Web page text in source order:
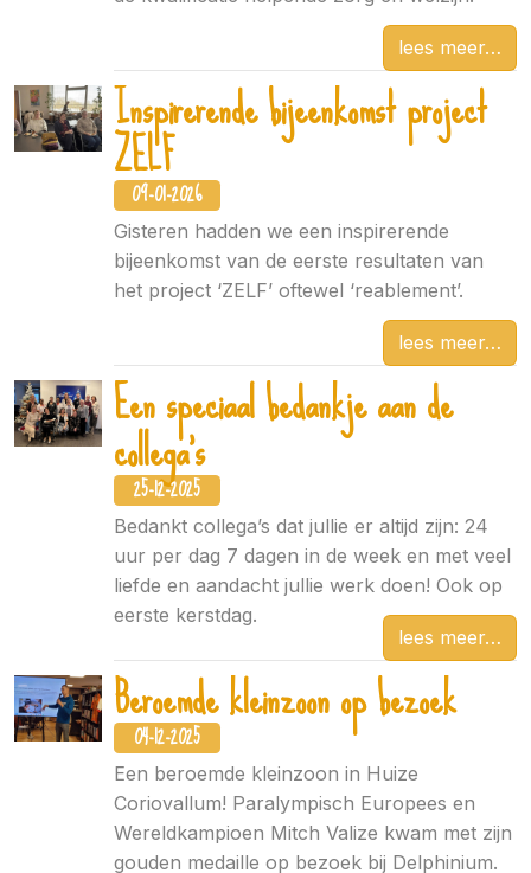
lees meer
Inspirerende bijeenkomst project
ZELF
09-01-2026
Gisteren hadden we een inspirerende
bijeenkomst van de eerste resultaten van
het project ‘ZELF’ oftewel ‘reablement’.
lees meer
Een speciaal bedankje aan de
collega's
25-12-2025
Bedankt collega’s dat jullie er altijd zijn: 24
uur per dag 7 dagen in de week en met veel
liefde en aandacht jullie werk doen! Ook op
eerste kerstdag.
lees meer
Beroemde kleinzoon op bezoek
04-12-2025
Een beroemde kleinzoon in Huize
Coriovallum! Paralympisch Europees en
Wereldkampioen Mitch Valize kwam met zijn
gouden medaille op bezoek bij Delphinium.